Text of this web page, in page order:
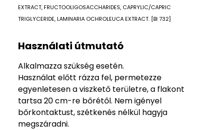
EXTRACT, FRUCTOOLIGOSACCHARIDES, CAPRYLIC/CAPRIC
TRIGLYCERIDE, LAMINARIA OCHROLEUCA EXTRACT. [BI 732]
Használati útmutató
Alkalmazza szükség esetén.
Használat előtt rázza fel, permetezze
egyenletesen a viszkető területre, a flakont
tartsa 20 cm-re bőrétől. Nem igényel
bőrkontaktust, szétkenés nélkül hagyja
megszáradni.